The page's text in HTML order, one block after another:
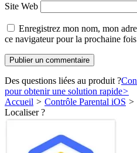
Site Web
Enregistrez mon nom, mon
ce navigateur pour la prochaine
Des questions liées au produit ?
pour obtenir une solution rapide>
Accueil > Contrôle Parental iOS >
Localiser ?